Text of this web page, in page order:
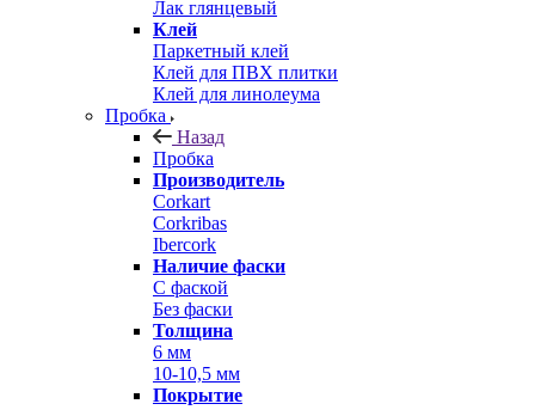
Лак глянцевый
Клей
Паркетный клей
Клей для ПВХ плитки
Клей для линолеума
Пробка
Назад
Пробка
Производитель
Corkart
Corkribas
Ibercork
Наличие фаски
С фаской
Без фаски
Толщина
6 мм
10-10,5 мм
Покрытие